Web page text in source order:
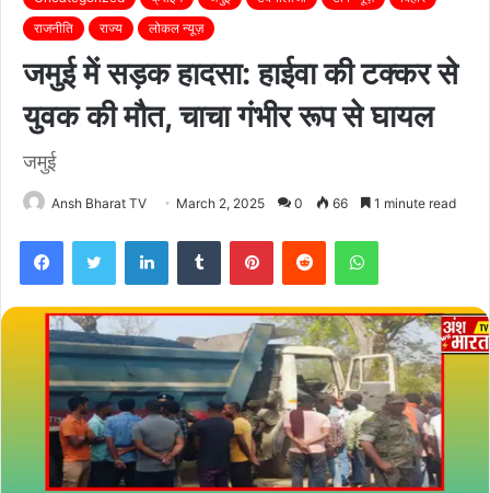
राजनीति
राज्य लोकल न्यूज़
जमुई में सड़क हादसा: हाईवा की टक्कर से
युवक की मौत, चाचा गंभीर रूप से घायल
जमुई
Ansh Bharat TV March 2, 2025 0 66 1 minute read
FacebookTwitter LinkedInTumblr PinterestReddit WhatsApp